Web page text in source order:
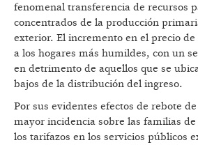
fenomenal transferencia de recursos
concentrados de la producción
exterior. El incremento en el precio
a los hogares más humildes, con un
en detrimento de aquellos que se
bajos de la distribución del ingreso.
Por sus evidentes efectos de rebote
mayor incidencia sobre las familias
los tarifazos en los servicios públicos